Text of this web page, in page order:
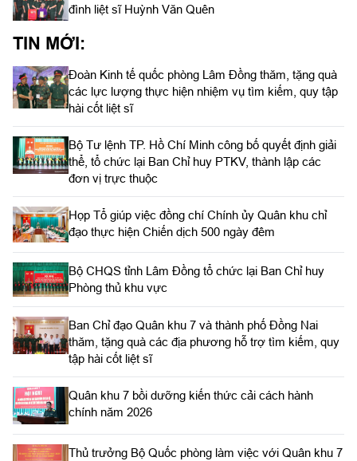
đình liệt sĩ Huỳnh Văn Quên
TIN MỚI:
Đoàn Kinh tế quốc phòng Lâm Đồng thăm, tặng quà
các lực lượng thực hiện nhiệm vụ tìm kiếm, quy tập
hài cốt liệt sĩ
Bộ Tư lệnh TP. Hồ Chí Minh công bố quyết định giải
thể, tổ chức lại Ban Chỉ huy PTKV, thành lập các
đơn vị trực thuộc
Họp Tổ giúp việc đồng chí Chính ủy Quân khu chỉ
đạo thực hiện Chiến dịch 500 ngày đêm
Bộ CHQS tỉnh Lâm Đồng tổ chức lại Ban Chỉ huy
Phòng thủ khu vực
Ban Chỉ đạo Quân khu 7 và thành phố Đồng Nai
thăm, tặng quà các địa phương hỗ trợ tìm kiếm, quy
tập hài cốt liệt sĩ
Quân khu 7 bồi dưỡng kiến thức cải cách hành
chính năm 2026
Thủ trưởng Bộ Quốc phòng làm việc với Quân khu 7